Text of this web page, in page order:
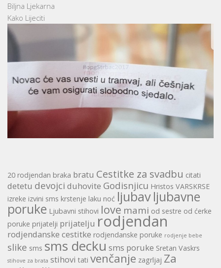
Biljna Ljekarna
Kako Lijeciti
20 rodjendan braka bratu Cestitke za svadbu citati
detetu devojci duhovite Godisnjicu Hristos VARSKRSE
izreke izvini sms krstenje laku noć ljubavljubavne
poruke Ljubavni stihovi love mami od sestre od ćerke
poruke prijatelji prijatelju rodjendan
rodjendanske cestitke rodjendanske poruke rodjenje bebe
slike sms sms decku sms poruke Sretan Vaskrs
stihove za brata stihovi tati venčanje zagrljaj Za